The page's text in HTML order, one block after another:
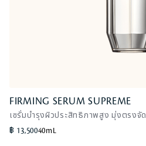
FIRMING SERUM SUPREME
s
o
เซรั่มบำรุงผิวประสิทธิภาพสูง มุ่งตรงจั
฿ 13,50040mL
FIRMING SERUM SUPREME
เซรั่มบำรุงผิวประสิทธิภาพสูง มุ่งตรงจั